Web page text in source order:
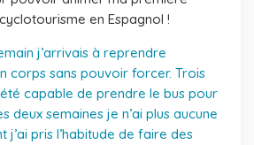
en Espagnol !
j’arrivais à reprendre
corps sans pouvoir forcer. Trois
capable de prendre le bus pour
deux semaines je n’ai plus aucune
j’ai pris l’habitude de faire des